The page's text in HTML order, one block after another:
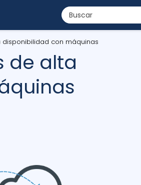
con máquinas
de alta